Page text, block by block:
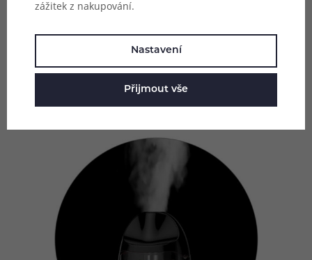
žhavení se spustí zcela automaticky. E-cigareta si navíc
připojené cartridge. Jednodušší to už být nemůže. Jedná
se o ideální model zejména pro začátečníky a nenáročné
zážitek z nakupování.
Nastavení
Přijmout vše